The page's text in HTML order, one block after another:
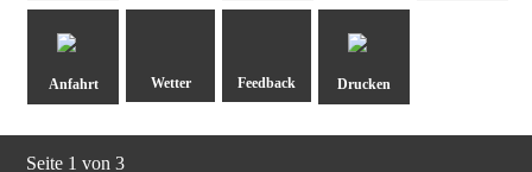
Anfahrt Drucken
Seite 1 von 3